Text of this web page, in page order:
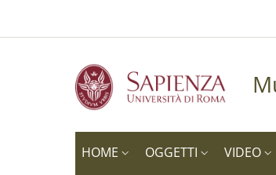
HOME OGGETTI VIDEO